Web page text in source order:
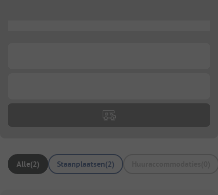
Alle(2) Staanplaatsen(2)